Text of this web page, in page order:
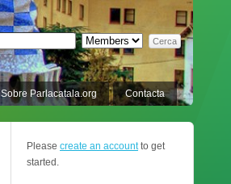
Sobre Parlacatala.org Contacta
Please create an accountto get
started.